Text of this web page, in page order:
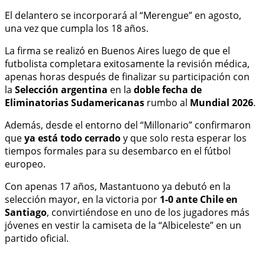
El delantero se incorporará al “Merengue” en agosto,
una vez que cumpla los 18 años.
La firma se realizó en Buenos Aires luego de que el
futbolista completara exitosamente la revisión médica,
apenas horas después de finalizar su participación con
la Selección argentina en la doble fecha de
Eliminatorias Sudamericanas rumbo al Mundial 2026.
Además, desde el entorno del “Millonario” confirmaron
queya está todo cerradoy que solo resta esperar los
tiempos formales para su desembarco en el fútbol
europeo.
Con apenas 17 años, Mastantuono ya debutó en la
selección mayor, en la victoria por 1-0 ante Chile en
Santiago, convirtiéndose en uno de los jugadores más
jóvenes en vestir la camiseta de la “Albiceleste” en un
partido oficial.